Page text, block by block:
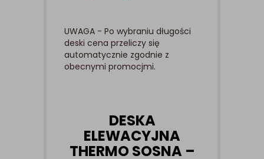
UWAGA - Po wybraniu długości
deski cena przeliczy się
automatycznie zgodnie z
obecnymi promocjmi.
DESKA
ELEWACYJNA
THERMO SOSNA –